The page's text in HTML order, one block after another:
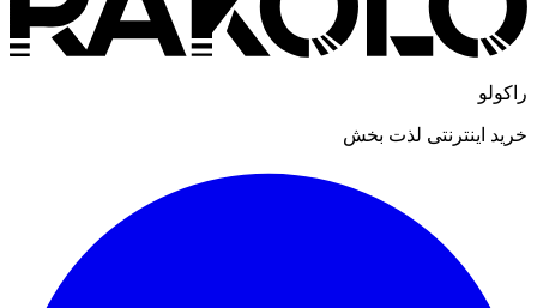
راکولو
خرید اینترنتی لذت بخش